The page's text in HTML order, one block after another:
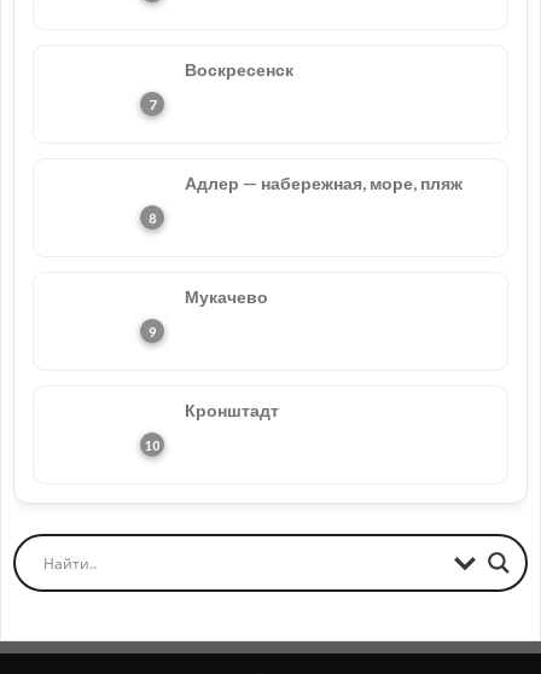
Воскресенск
Адлер — набережная, море, пляж
Мукачево
Кронштадт